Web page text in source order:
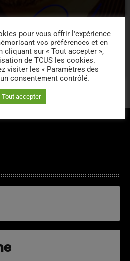
pour vous offrir l'expérience
vos préférences et en
cliquant sur « Tout accepter »,
de TOUS les cookies.
visiter les « Paramètres des
consentement contrôlé.
Tout accepter